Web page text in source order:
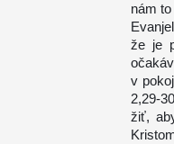
nám
že je
v
2,29-
žiť,